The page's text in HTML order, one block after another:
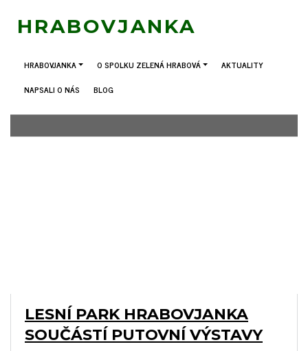
HRABOVJANKA
HRABOVJANKA O SPOLKU ZELENÁ HRABOVÁ
AKTUALITY
NAPSALI O NÁS
BLOG
LESNÍ PARK HRABOVJANKA
SOUČÁSTÍ PUTOVNÍ VÝSTAVY